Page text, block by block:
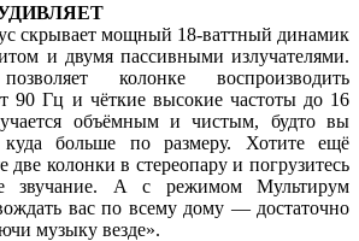
скрывает мощный 18-ваттный динамик
и двумя пассивными излучателями.
колонке воспроизводить
90 Гц и чёткие высокие частоты до 16
объёмным и чистым, будто вы
больше по размеру. Хотите ещё
колонки в стереопару и погрузитесь
звучание. А с режимом Мультирум
вас по всему дому — достаточно
музыку везде».